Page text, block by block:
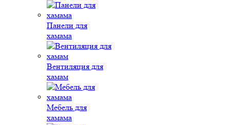
Панели для
хамама
Вентиляция для
хамам
Мебель для
хамама